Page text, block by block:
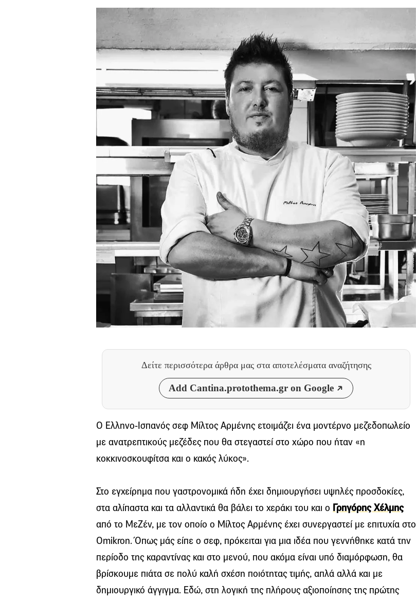
Δείτε περισσότερα άρθρα μας στα αποτελέσματα αναζήτησης
Add Cantina.protothema.gr on Google
Ο Ελληνο-Ισπανός σεφ Μίλτος Αρμένης ετοιμάζει ένα μοντέρνο μεζεδοπωλείο
με ανατρεπτικούς μεζέδες που θα στεγαστεί στο χώρο που ήταν «η
κοκκινοσκουφίτσα και ο κακός λύκος».
Στο εγχείρημα που γαστρονομικά ήδη έχει δημιουργήσει υψηλές προσδοκίες,
στα αλίπαστα και τα αλλαντικά θα βάλει το χεράκι του και ο Γρηγόρης Χέλμης
από το ΜεΖέν, με τον οποίο ο Μίλτος Αρμένης έχει συνεργαστεί με επιτυχία στο
Omikron. Όπως μάς είπε ο σεφ, πρόκειται για μια ιδέα που γεννήθηκε κατά την
περίοδο της καραντίνας και στο μενού, που ακόμα είναι υπό διαμόρφωση, θα
βρίσκουμε πιάτα σε πολύ καλή σχέση ποιότητας τιμής, απλά αλλά και με
δημιουργικό άγγιγμα. Εδώ, στη λογική της πλήρους αξιοποίησης της πρώτης